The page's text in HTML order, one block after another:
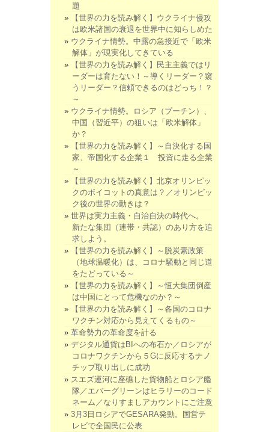
題
【世界の力を読み解く】ウクライナ侵攻
は欧米諸国の衰退を世界中に知らしめた
ウクライナ情勢。中露の急接近で「欧米
解体」が現実化してきている
【世界の力を読み解く】民主主義ではリ
ーダーは育たない！～導くリーダー？窺
うリーダー？信頼できるのはどっち！？
～
ウクライナ情勢。ロシア（プーチン）、
中国（習近平）の狙いは「欧米解体」
か？
【世界の力を読み解く】～自決化する国
家、帝国化する企業１ 投資に走る企業
～
【世界の力を読み解く】北京オリンピッ
クのボイコットの真意は？／オリンピッ
ク後の世界の動きは？
世界は実力主義・自治自決の時代へ。
新たな集団（連帯・共認）のあり方を追
求しよう。
【世界の力を読み解く】～脱炭素政策
（地球温暖化）は、コロナ騒動と同じ道
をたどっている～
【世界の力を読み解く】～恒大集団倒産
は中国にとって危機なのか？～
【世界の力を読み解く】～各国のコロナ
ワクチン対応から見えてくるもの～
革命勢力の革命度を計る
デジタル通貨はBIへの布石か／ロシアが
コロナワクチンから５Gに反応するナノ
チップ取り出しに成功
スエズ運河に座礁した貨物船とロシア艦
隊／エバーグリーンはヒラリーのコード
ネーム／なりすましアカウントにご注意
3月3日ロシアでGESARA発動。国営テ
レビで全国民に公表